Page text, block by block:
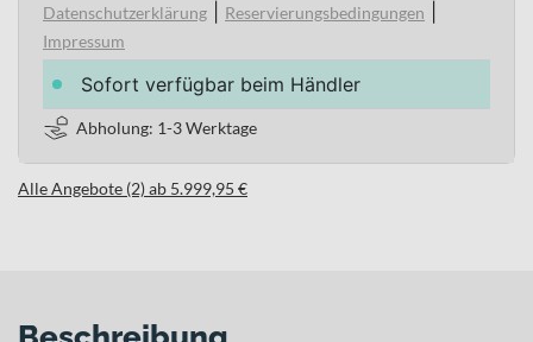
Datenschutzerklärung
Reservierungsbedingungen
Impressum
Sofort verfügbar beim Händler
Abholung: 1-3 Werktage
Alle Angebote (2) ab 5.999,95 €